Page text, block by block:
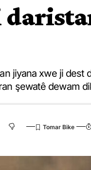
jiyana xwe ji dest
şewatê dewam